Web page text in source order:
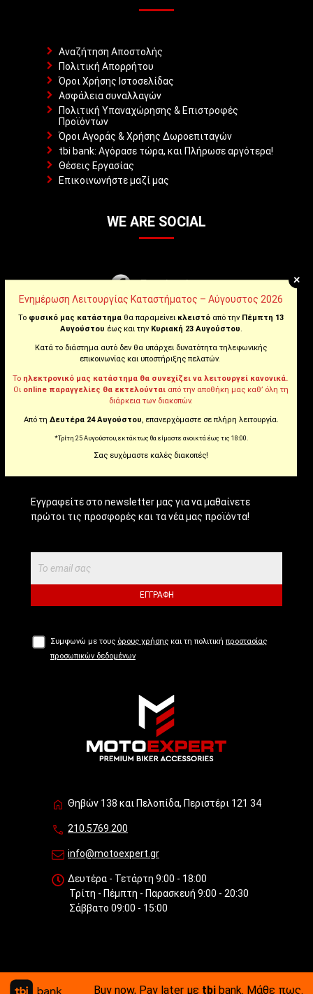
Αναζήτηση Αποστολής
Πολιτική Απορρήτου
Όροι Χρήσης Ιστοσελίδας
Ασφάλεια συναλλαγών
Πολιτική Υπαναχώρησης & Επιστροφές
Προϊόντων
Όροι Αγοράς & Χρήσης Δωροεπιταγών
tbi bank: Αγόρασε τώρα, και Πλήρωσε αργότερα!
Θέσεις Εργασίας
Επικοινωνήστε μαζί μας
WE ARE SOCIAL
Facebook
Instagram
Youtube
Tiktok
NEWSLETTER!
Εγγραφείτε στο newsletter μας για να μαθαίνετε
πρώτοι τις προσφορές και τα νέα μας προϊόντα!
ΕΓΓΡΑΦΉ
Συμφωνώ με τους όρους χρήσης και τη πολιτική προστασίας
προσωπικών δεδομένων
Θηβών 138 και Πελοπίδα, Περιστέρι 121 34
210.5769.200
info@motoexpert.gr
Δευτέρα - Τετάρτη 9:00 - 18:00
Τρίτη - Πέμπτη - Παρασκευή 9:00 - 20:30
Σάββατο 09:00 - 15:00
Buy now, Pay later με tbi bank. Μάθε πως.
+
Ενημέρωση Λειτουργίας Καταστήματος – Αύγουστος 2026
Το φυσικό μας κατάστημα θα παραμείνει κλειστό από την Πέμπτη 13
Αυγούστου έως και τηνΚυριακή 23 Αυγούστου.
Κατά το διάστημα αυτό δεν θα υπάρχει δυνατότητα τηλεφωνικής
επικοινωνίας και υποστήριξης πελατών.
Το ηλεκτρονικό μας κατάστημα θα συνεχίζει να λειτουργεί κανονικά.
Οι online παραγγελίες θα εκτελούνται από την αποθήκη μας καθ’ όλη τη
διάρκεια των διακοπών.
Από τη Δευτέρα 24 Αυγούστου, επανερχόμαστε σε πλήρη λειτουργία.
*Τρίτη 25 Αυγούστου, εκτάκτως θα είμαστε ανοικτά έως τις 18:00.
Σας ευχόμαστε καλές διακοπές!